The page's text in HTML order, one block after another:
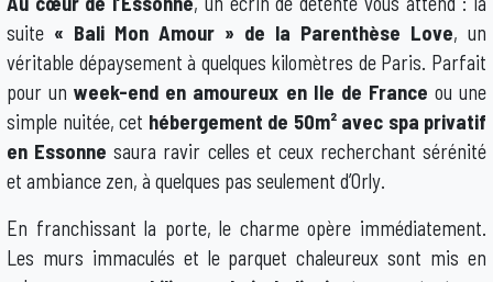
suite « Bali Mon Amour » de la Parenthèse Love, un
véritable dépaysement à quelques kilomètres de Paris. Parfait
pour unweek-end en amoureux en Ile de France ou une
simple nuitée, cet hébergement de 50m² avec spa privatif
en Essonne saura ravir celles et ceux recherchant sérénité
et ambiance zen, à quelques pas seulement d’Orly.
En franchissant la porte, le charme opère immédiatement.
Les murs immaculés et le parquet chaleureux sont mis en